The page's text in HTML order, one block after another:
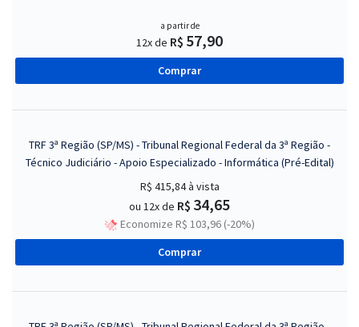
a partir de
12x de R$ 57,90
Comprar
TRF 3ª Região (SP/MS) - Tribunal Regional Federal da 3ª Região -
Técnico Judiciário - Apoio Especializado - Informática (Pré-Edital)
R$ 415,84à vista
ou 12x de R$ 34,65
Economize R$ 103,96 (-20%)
Comprar